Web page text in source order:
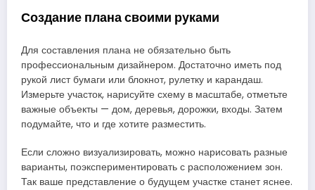
Создание плана своими руками
Для составления плана не обязательно быть
профессиональным дизайнером. Достаточно иметь под
рукой лист бумаги или блокнот, рулетку и карандаш.
Измерьте участок, нарисуйте схему в масштабе, отметьте
важные объекты — дом, деревья, дорожки, входы. Затем
подумайте, что и где хотите разместить.
Если сложно визуализировать, можно нарисовать разные
варианты, поэкспериментировать с расположением зон.
Так ваше представление о будущем участке станет яснее.